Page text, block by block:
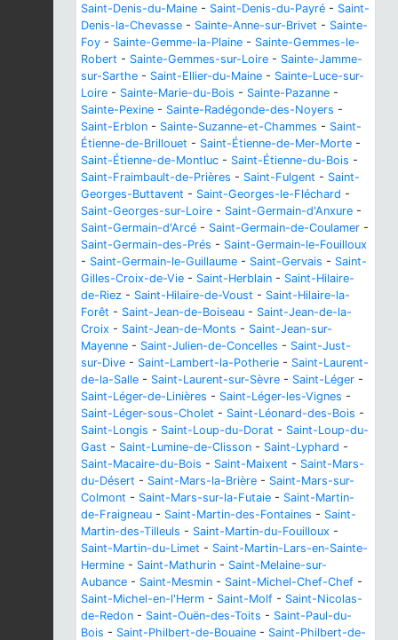
Saint-Denis-du-Maine - Saint-Denis-du-Payré - Saint-
Denis-la-Chevasse - Sainte-Anne-sur-Brivet - Sainte-
Foy - Sainte-Gemme-la-Plaine - Sainte-Gemmes-le-
Robert - Sainte-Gemmes-sur-Loire - Sainte-Jamme-
sur-Sarthe - Saint-Ellier-du-Maine - Sainte-Luce-sur-
Loire - Sainte-Marie-du-Bois - Sainte-Pazanne -
Sainte-Pexine - Sainte-Radégonde-des-Noyers -
Saint-Erblon - Sainte-Suzanne-et-Chammes - Saint-
Étienne-de-Brillouet - Saint-Étienne-de-Mer-Morte -
Saint-Étienne-de-Montluc - Saint-Étienne-du-Bois -
Saint-Fraimbault-de-Prières - Saint-Fulgent - Saint-
Georges-Buttavent - Saint-Georges-le-Fléchard -
Saint-Georges-sur-Loire - Saint-Germain-d'Anxure -
Saint-Germain-d'Arcé - Saint-Germain-de-Coulamer -
Saint-Germain-des-Prés - Saint-Germain-le-Fouilloux
- Saint-Germain-le-Guillaume - Saint-Gervais - Saint-
Gilles-Croix-de-Vie - Saint-Herblain - Saint-Hilaire-
de-Riez - Saint-Hilaire-de-Voust - Saint-Hilaire-la-
Forêt - Saint-Jean-de-Boiseau - Saint-Jean-de-la-
Croix - Saint-Jean-de-Monts - Saint-Jean-sur-
Mayenne - Saint-Julien-de-Concelles - Saint-Just-
sur-Dive - Saint-Lambert-la-Potherie - Saint-Laurent-
de-la-Salle - Saint-Laurent-sur-Sèvre - Saint-Léger -
Saint-Léger-de-Linières - Saint-Léger-les-Vignes -
Saint-Léger-sous-Cholet - Saint-Léonard-des-Bois -
Saint-Longis - Saint-Loup-du-Dorat - Saint-Loup-du-
Gast - Saint-Lumine-de-Clisson - Saint-Lyphard -
Saint-Macaire-du-Bois - Saint-Maixent - Saint-Mars-
du-Désert - Saint-Mars-la-Brière - Saint-Mars-sur-
Colmont - Saint-Mars-sur-la-Futaie - Saint-Martin-
de-Fraigneau - Saint-Martin-des-Fontaines - Saint-
Martin-des-Tilleuls - Saint-Martin-du-Fouilloux -
Saint-Martin-du-Limet - Saint-Martin-Lars-en-Sainte-
Hermine - Saint-Mathurin - Saint-Melaine-sur-
Aubance - Saint-Mesmin - Saint-Michel-Chef-Chef -
Saint-Michel-en-l'Herm - Saint-Molf - Saint-Nicolas-
de-Redon - Saint-Ouën-des-Toits - Saint-Paul-du-
Bois - Saint-Philbert-de-Bouaine - Saint-Philbert-de-